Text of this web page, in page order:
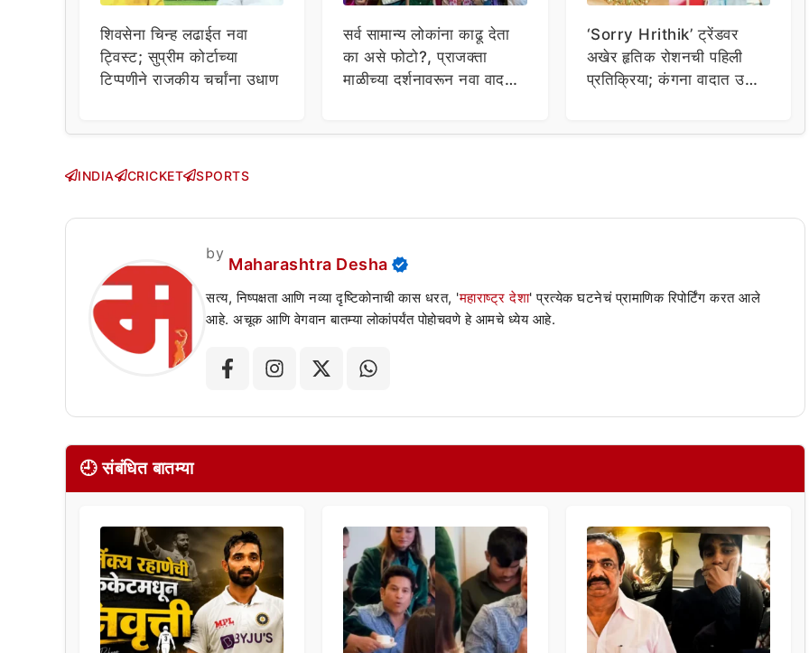
शिवसेना चिन्ह लढाईत नवा
ट्विस्ट; सुप्रीम कोर्टाच्या
टिप्पणीने राजकीय चर्चांना उधाण
सर्व सामान्य लोकांना काढू देता
का असे फोटो?, प्राजक्ता
माळीच्या दर्शनावरून नवा वाद;
‘Sorry Hrithik’ ट्रेंडवर
अखेर हृतिक रोशनची पहिली
प्रतिक्रिया; कंगना वादात उडी
INDIA CRICKET SPORTS
by
Maharashtra Desha
सत्य, निष्पक्षता आणि नव्या दृष्टिकोनाची कास धरत, 'महाराष्ट्र देशा' प्रत्येक घटनेचं प्रामाणिक रिपोर्टिंग करत आले
आहे. अचूक आणि वेगवान बातम्या लोकांपर्यंत पोहोचवणे हे आमचे ध्येय आहे.
🕘 संबंधित बातम्या